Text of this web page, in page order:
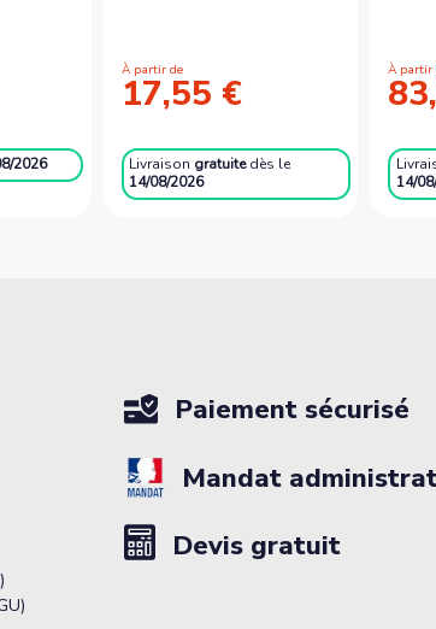
2026
À partir de
17,55 €
Livraison gratuite dès le
14/08/2026
À partir
14/
Paiement sécurisé
Mandat
Devis gratuit